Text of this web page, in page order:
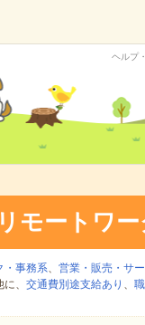
ヘルプ
モートワー
・事務系、 営業・販売・サ
、 交通費別途支給あり 、